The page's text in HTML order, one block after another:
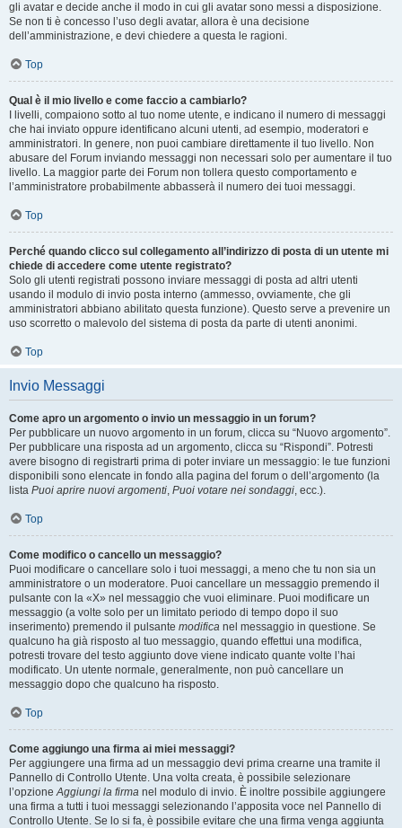
gli avatar e decide anche il modo in cui gli avatar sono messi a disposizione.
Se non ti è concesso l’uso degli avatar, allora è una decisione
dell’amministrazione, e devi chiedere a questa le ragioni.
Top
Qual è il mio livello e come faccio a cambiarlo?
I livelli, compaiono sotto al tuo nome utente, e indicano il numero di messaggi
che hai inviato oppure identificano alcuni utenti, ad esempio, moderatori e
amministratori. In genere, non puoi cambiare direttamente il tuo livello. Non
abusare del Forum inviando messaggi non necessari solo per aumentare il tuo
livello. La maggior parte dei Forum non tollera questo comportamento e
l’amministratore probabilmente abbasserà il numero dei tuoi messaggi.
Top
Perché quando clicco sul collegamento all’indirizzo di posta di un utente mi
chiede di accedere come utente registrato?
Solo gli utenti registrati possono inviare messaggi di posta ad altri utenti
usando il modulo di invio posta interno (ammesso, ovviamente, che gli
amministratori abbiano abilitato questa funzione). Questo serve a prevenire un
uso scorretto o malevolo del sistema di posta da parte di utenti anonimi.
Top
Invio Messaggi
Come apro un argomento o invio un messaggio in un forum?
Per pubblicare un nuovo argomento in un forum, clicca su “Nuovo argomento”.
Per pubblicare una risposta ad un argomento, clicca su “Rispondi”. Potresti
avere bisogno di registrarti prima di poter inviare un messaggio: le tue funzioni
disponibili sono elencate in fondo alla pagina del forum o dell’argomento (la
lista Puoi aprire nuovi argomenti, Puoi votare nei sondaggi, ecc.).
Top
Come modifico o cancello un messaggio?
Puoi modificare o cancellare solo i tuoi messaggi, a meno che tu non sia un
amministratore o un moderatore. Puoi cancellare un messaggio premendo il
pulsante con la «X» nel messaggio che vuoi eliminare. Puoi modificare un
messaggio (a volte solo per un limitato periodo di tempo dopo il suo
inserimento) premendo il pulsante modifica nel messaggio in questione. Se
qualcuno ha già risposto al tuo messaggio, quando effettui una modifica,
potresti trovare del testo aggiunto dove viene indicato quante volte l’hai
modificato. Un utente normale, generalmente, non può cancellare un
messaggio dopo che qualcuno ha risposto.
Top
Come aggiungo una firma ai miei messaggi?
Per aggiungere una firma ad un messaggio devi prima crearne una tramite il
Pannello di Controllo Utente. Una volta creata, è possibile selezionare
l’opzioneAggiungi la firma nel modulo di invio. È inoltre possibile aggiungere
una firma a tutti i tuoi messaggi selezionando l’apposita voce nel Pannello di
Controllo Utente. Se lo si fa, è possibile evitare che una firma venga aggiunta